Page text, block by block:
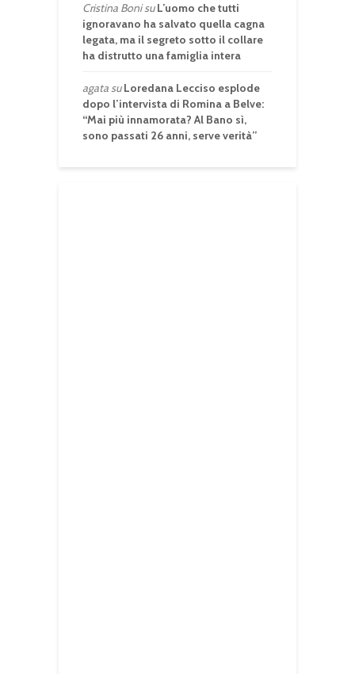
Cristina BonisuL’uomo che tutti
ignoravano ha salvato quella cagna
legata, ma il segreto sotto il collare
ha distrutto una famiglia intera
agatasuLoredana Lecciso esplode
dopo l’intervista di Romina a Belve:
“Mai più innamorata? Al Bano sì,
sono passati 26 anni, serve verità”